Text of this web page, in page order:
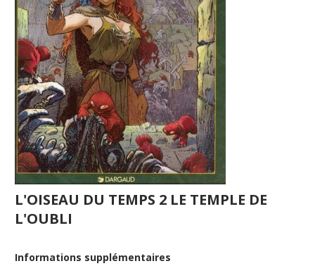
L'OISEAU DU TEMPS 2 LE TEMPLE DE
L'OUBLI
Informations supplémentaires